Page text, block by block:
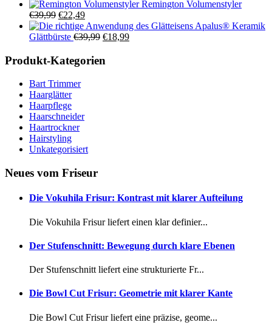
Preis
€39,99
Preis
€21,99.
Remington Volumenstyler
€39,99 Ursprünglicher
Preis
war:
€22,49Aktueller
Preis
ist:
Apalus® Keramik
Glättbürste €39,99 Ursprünglicher
war:
€18,99Aktueller
Produkt-Kategorien
Bart Trimmer
Haarglätter
Haarpflege
Haarschneider
Haartrockner
Hairstyling
Unkategorisiert
Neues vom Friseur
Die Vokuhila Frisur: Kontrast mit klarer Aufteilung
Die Vokuhila Frisur liefert einen klar definier...
Der Stufenschnitt: Bewegung durch klare Ebenen
Der Stufenschnitt liefert eine strukturierte Fr...
Die Bowl Cut Frisur: Geometrie mit klarer Kante
Die Bowl Cut Frisur liefert eine präzise, geome...